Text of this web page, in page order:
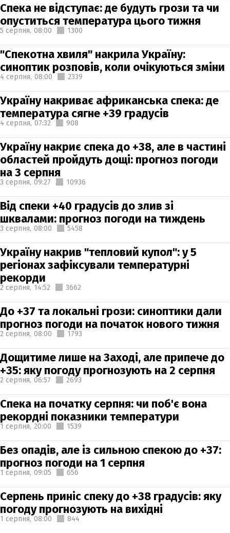
Спека не відступає: де будуть грози та чи
опуститься температура цього тижня
5 серпня, 08:00 1300
"Спекотна хвиля" накрила Україну:
синоптик розповів, коли очікуються зміни
4 серпня, 08:00 2339
Україну накриває африканська спека: де
температура сягне +39 градусів
4 серпня, 07:32 908
Україну накриє спека до +38, але в частині
областей пройдуть дощі: прогноз погоди
на 3 серпня
3 серпня, 09:27 10936
Від спеки +40 градусів до злив зі
шквалами: прогноз погоди на тиждень
3 серпня, 08:00 5458
Україну накрив "тепловий купол": у 5
регіонах зафіксували температурні
рекорди
2 серпня, 14:52 3662
До +37 та локальні грози: синоптики дали
прогноз погоди на початок нового тижня
2 серпня, 08:00 1793
Дощитиме лише на Заході, але припече до
+35: яку погоду прогнозують на 2 серпня
2 серпня, 06:57 2693
Спека на початку серпня: чи поб'є вона
рекордні показники температури
1 серпня, 20:00 1539
Без опадів, але із сильною спекою до +37:
прогноз погоди на 1 серпня
1 серпня, 09:05 656
Серпень приніс спеку до +38 градусів: яку
погоду прогнозують на вихідні
1 серпня, 08:00 844